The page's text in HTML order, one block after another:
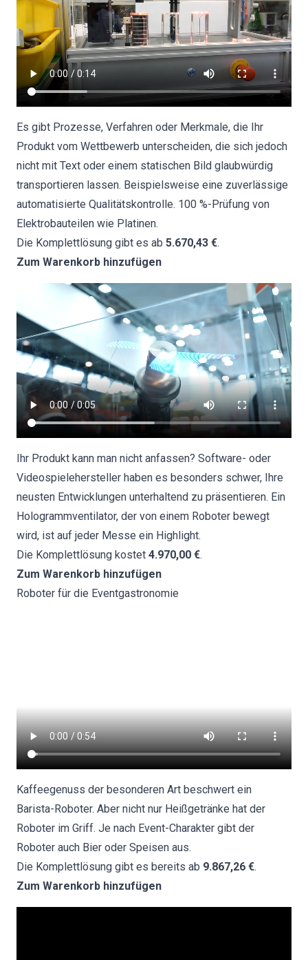
Es gibt Prozesse, Verfahren oder Merkmale, die Ihr
Produkt vom Wettbewerb unterscheiden, die sich jedoch
nicht mit Text oder einem statischen Bild glaubwürdig
transportieren lassen. Beispielsweise eine zuverlässige
automatisierte Qualitätskontrolle. 100 %-Prüfung von
Elektrobauteilen wie Platinen.
Die Komplettlösung gibt es ab 5.670,43 €.
Zum Warenkorb hinzufügen
Ihr Produkt kann man nicht anfassen? Software- oder
Videospielehersteller haben es besonders schwer, Ihre
neusten Entwicklungen unterhaltend zu präsentieren. Ein
Hologrammventilator, der von einem Roboter bewegt
wird, ist auf jeder Messe ein Highlight.
Die Komplettlösung kostet 4.970,00 €.
Zum Warenkorb hinzufügen
Roboter für die Eventgastronomie
Kaffeegenuss der besonderen Art beschwert ein
Barista-Roboter. Aber nicht nur Heißgetränke hat der
Roboter im Griff. Je nach Event-Charakter gibt der
Roboter auch Bier oder Speisen aus.
Die Komplettlösung gibt es bereits ab 9.867,26 €.
Zum Warenkorb hinzufügen